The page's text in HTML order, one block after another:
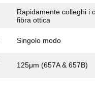
Rapidamente colleghi i
fibra ottica
Singolo modo
125μm (657A & 657B)